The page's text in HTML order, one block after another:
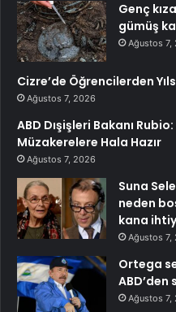
Genç
gümüş
Ağustos 7,
Cizre’de Öğrencilerden
Ağustos 7, 2026
ABD Dışişleri Bakanı
Müzakerelere Hala Hazır
Ağustos 7, 2026
Suna
neden
kana
Ağustos 7,
Ortega
Ağustos 7,